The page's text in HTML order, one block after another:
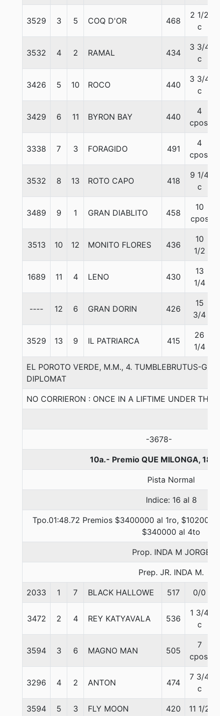
3529 3 5 COQ D'OR 468
2 1/2
c
3532 4 2 RAMAL 434
3 3/4
c
3426 5 10 ROCO 440
3 3/4
c
3429 6 11 BYRON BAY 440
4
cpos.
3338 7 3 FORAGIDO 491
4
cpos.
3532 8 13 ROTO CAPO 418
9 1/4
c
3489 9 1 GRAN DIABLITO 458
10
cpos
3513 10 12 MONITO FLORES 436
10
1/2
1689 11 4 LENO 430
13
1/4
---- 12 6 GRAN DORIN 426
15
3/4
3529 13 9 IL PATRIARCA 415
26
1/4
EL POROTO VERDE, M.M., 4. TUMBLEBRUTUS-
DIPLOMAT
NO CORRIERON : ONCE IN A LIFTIME UNDER THE
-3678-
10a.- Premio QUE MILONGA,
Pista Normal
Indice: 16 al 8
Tpo.01:48.72 Premios $3400000 al 1ro,
$340000 al 4to
Prop. INDA M JORGE
Prep. JR. INDA M.
2033 1 7 BLACK HALLOWE 517 0/0
3472 2 4 REY KATYAVALA 536
1 3/4
c
3594 3 6 MAGNO MAN 505
7
cpos.
3296 4 2 ANTON 474
7 3/4
c
3594 5 3 FLY MOON 420 11 1/2